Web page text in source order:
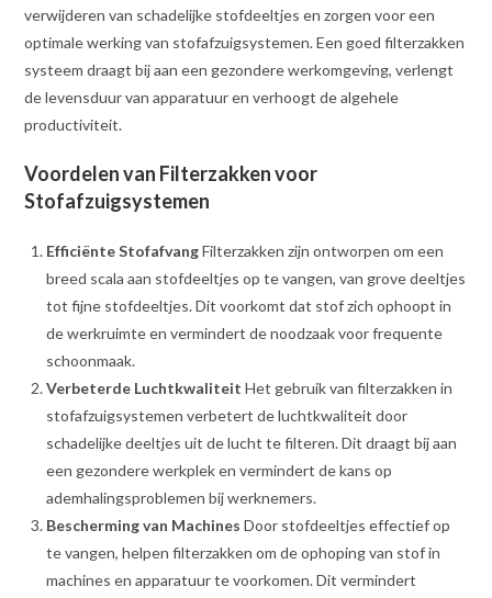
verwijderen van schadelijke stofdeeltjes en zorgen voor een
optimale werking van stofafzuigsystemen. Een goed filterzakken
systeem draagt bij aan een gezondere werkomgeving, verlengt
de levensduur van apparatuur en verhoogt de algehele
productiviteit.
Voordelen van Filterzakken voor
Stofafzuigsystemen
Efficiënte StofafvangFilterzakken zijn ontworpen om een
breed scala aan stofdeeltjes op te vangen, van grove deeltjes
tot fijne stofdeeltjes. Dit voorkomt dat stof zich ophoopt in
de werkruimte en vermindert de noodzaak voor frequente
schoonmaak.
Verbeterde Luchtkwaliteit Het gebruik van filterzakken in
stofafzuigsystemen verbetert de luchtkwaliteit door
schadelijke deeltjes uit de lucht te filteren. Dit draagt bij aan
een gezondere werkplek en vermindert de kans op
ademhalingsproblemen bij werknemers.
Bescherming van Machines Door stofdeeltjes effectief op
te vangen, helpen filterzakken om de ophoping van stof in
machines en apparatuur te voorkomen. Dit vermindert